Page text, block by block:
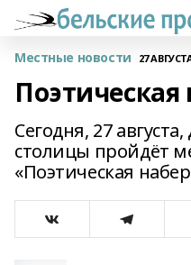
Местные новости 27
Сегодня, 27
столицы пройдёт
«Поэтическая